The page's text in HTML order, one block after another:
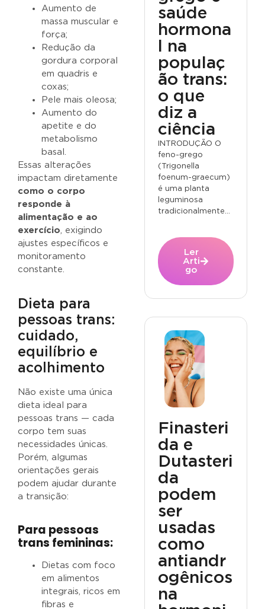
Aumento de
massa muscular e
força;
Redução da
gordura corporal
em quadris e
coxas;
Pele mais oleosa;
Aumento do
apetite e do
metabolismo
basal.
Essas alterações
impactam diretamente
como o corpo
responde à
alimentação e ao
exercício, exigindo
ajustes específicos e
monitoramento
constante.
Dieta para
pessoas trans:
cuidado,
equilíbrio e
acolhimento
Não existe uma única
dieta ideal para
pessoas trans — cada
corpo tem suas
necessidades únicas.
Porém, algumas
orientações gerais
podem ajudar durante
a transição:
Para pessoas
trans femininas:
Dietas com foco
em alimentos
integrais, ricos em
fibras e
saúde
hormona
l na
populaç
ão trans:
o que
diz a
ciência
INTRODUÇÃO O
feno-grego
(Trigonella
foenum-graecum)
é uma planta
leguminosa
tradicionalmente...
Ler
Arti
go
Finasteri
da e
Dutasteri
da
podem
ser
usadas
como
antiandr
ogênicos
na